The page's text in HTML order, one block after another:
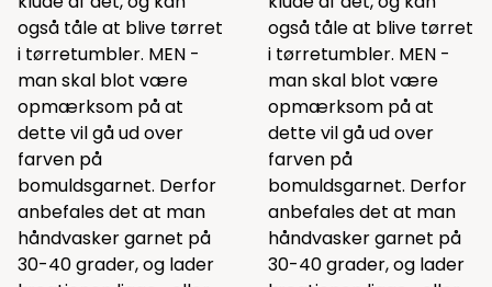
også tåle at blive tørret
i tørretumbler. MEN -
man skal blot være
opmærksom på at
dette vil gå ud over
farven på
bomuldsgarnet. Derfor
anbefales det at man
håndvasker garnet på
30-40 grader, og lader
også tåle at blive tørret
i tørretumbler. MEN -
man skal blot være
opmærksom på at
dette vil gå ud over
farven på
bomuldsgarnet. Derfor
anbefales det at man
håndvasker garnet på
30-40 grader, og lader